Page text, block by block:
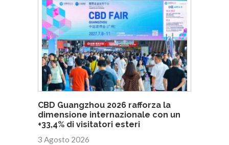
CBD Guangzhou 2026 rafforza la
dimensione internazionale con un
+33,4% di visitatori esteri
3 Agosto 2026